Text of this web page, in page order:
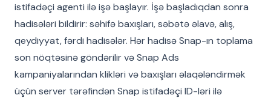
istifadəçi agenti ilə işə başlayır. İşə başladıqdan sonra
hadisələri bildirir: səhifə baxışları, səbətə əlavə, alış,
qeydiyyat, fərdi hadisələr. Hər hadisə Snap-ın toplama
son nöqtəsinə göndərilir və Snap Ads
kampaniyalarından klikləri və baxışları əlaqələndirmək
üçün server tərəfindən Snap istifadəçi ID-ləri ilə